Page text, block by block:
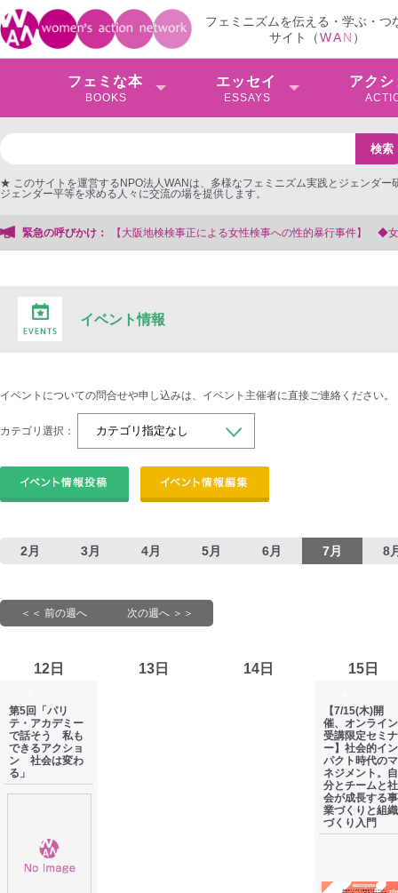
フェミニズムを伝える・学ぶ・つ
サイト（WAN ）
フェミな本
BOOKS
エッセイ
ESSAYS
アクシ
★ このサイトを運営するNPO法人WANは、多様なフェミニズム実践とジェンダー
ジェンダー平等を求める人々に交流の場を提供します。
緊急の呼びかけ：
正による女性検事への性的暴行事件】 ◆女性検事を支援する会事務局
イベント情報
イベントについての問合せや申し込みは、イベント主催者に直接ご連絡ください。
カテゴリ選択：
2月 3月 4月 5月 6月 7月 8
＜＜ 前の週へ 次の週へ ＞＞
12日
第5回「パリ
テ・アカデミー
で話そう 私も
できるアクショ
ン 社会は変わ
る」
13日 14日 15日
【7/15(木)開
催、オンライン
受講限定セミナ
ー】社会的イン
パクト時代のマ
ネジメント。自
分とチームと社
会が成長する事
業づくりと組織
づくり入門